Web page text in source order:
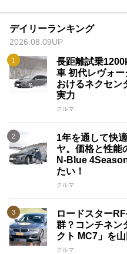
デイリーランキング
2026.08.09UP
長距離試乗
車 初代レヴォ
おけるネクセン
実力
クルマ
1年を通して快
ヤ。価格と性能
N-Blue
たい！
クルマ
ロードスター
群？コンチネン
クト MC7」を
クルマ